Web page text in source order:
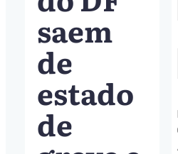
saem
de
estado
de